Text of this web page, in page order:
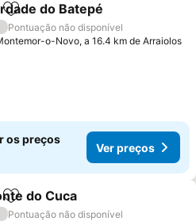
Adicionar aos favoritos
do Batepé
Pontuação não disponível
o-Novo, a 16.4 km de Arraiolos
os preços
Ver preços
Adicionar aos favoritos
do Cuca
Pontuação não disponível